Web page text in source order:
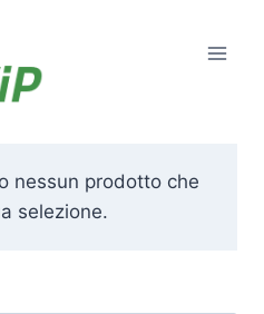
nessun prodotto che
selezione.